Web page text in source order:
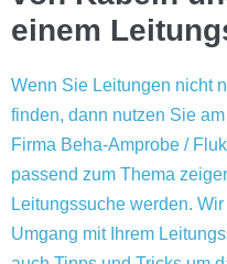
einem
Wenn Sie Leitungen nicht
finden, dann nutzen Sie
Firma Beha-Amprobe /
passend zum Thema
Leitungssuche werden.
Umgang mit Ihrem